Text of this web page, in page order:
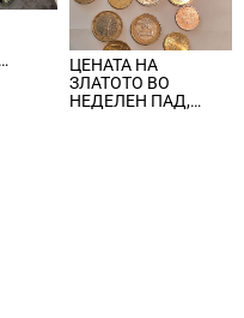
ЦЕНАТА НА
ЗЛАТОТО ВО
НЕДЕЛЕН ПАД,